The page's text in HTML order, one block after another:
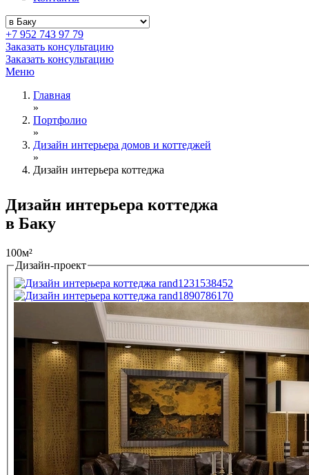
+7 952 743 97 79
Заказать консультацию
Заказать консультацию
Меню
Главная
»
Портфолио
»
Дизайн интерьера домов и коттеджей
»
Дизайн интерьера коттеджа
Дизайн интерьера коттеджа
в Баку
100м²
Tabs
Дизайн-проект